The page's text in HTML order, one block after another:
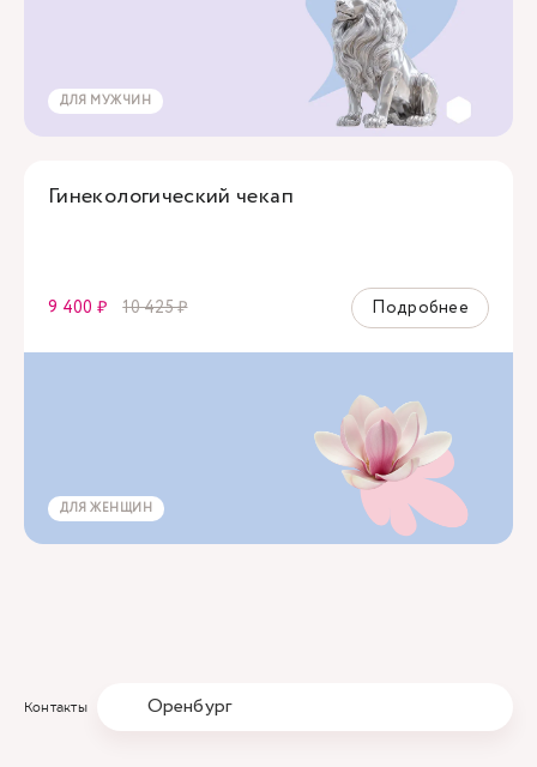
ДЛЯ МУЖЧИН
Гинекологический чекап
9 400 ₽ 10 425 ₽ Подробнее
ДЛЯ ЖЕНЩИН
Контакты Оренбург